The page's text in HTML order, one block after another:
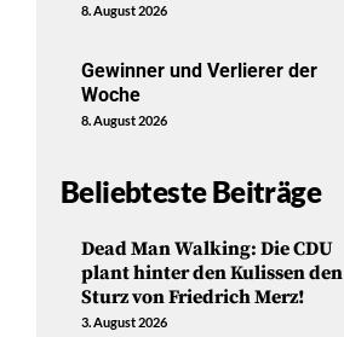
8. August 2026
Gewinner und Verlierer der
Woche
8. August 2026
Beliebteste Beiträge
Dead Man Walking: Die CDU
plant hinter den Kulissen den
Sturz von Friedrich Merz!
3. August 2026